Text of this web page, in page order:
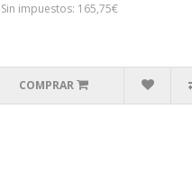
Sin impuestos: 165,75€
COMPRAR